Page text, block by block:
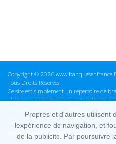
Copyright © 2026
Tous Droits Réservés.
Ce site est simplement un répertoire de
n'avons aucune relation avec une banque.
avant d'effectuer toute opération, nous
ou des omissions dans les informations
Mentions Légales & cookies
Propres et d'autres utilisent
lexpérience de navigation, et
de la publicité. Par poursuivre